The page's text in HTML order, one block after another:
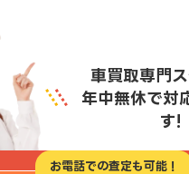
車買取専門
年中無休で対
す!
お電話での査定も可能！